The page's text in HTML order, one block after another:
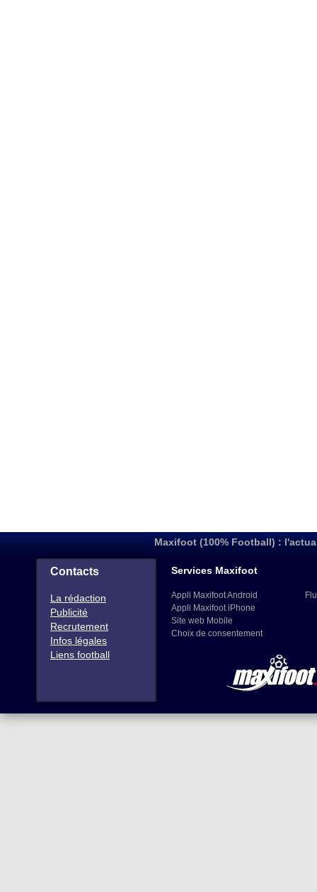
Maxifoot (100% Football) :
Contacts
La rédaction
Publicité
Recrutement
Infos légales
Liens football
Services Maxifoot
Appli Maxifoot Android
Appli Maxifoot iPhone
Site web Mobile
Choix de consentement